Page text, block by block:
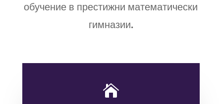
обучение в престижни математически
гимназии.
